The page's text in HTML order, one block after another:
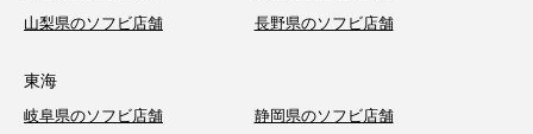
山梨県のソフビ店舗
長野県のソフビ店舗
東海
岐阜県のソフビ店舗
静岡県のソフビ店舗